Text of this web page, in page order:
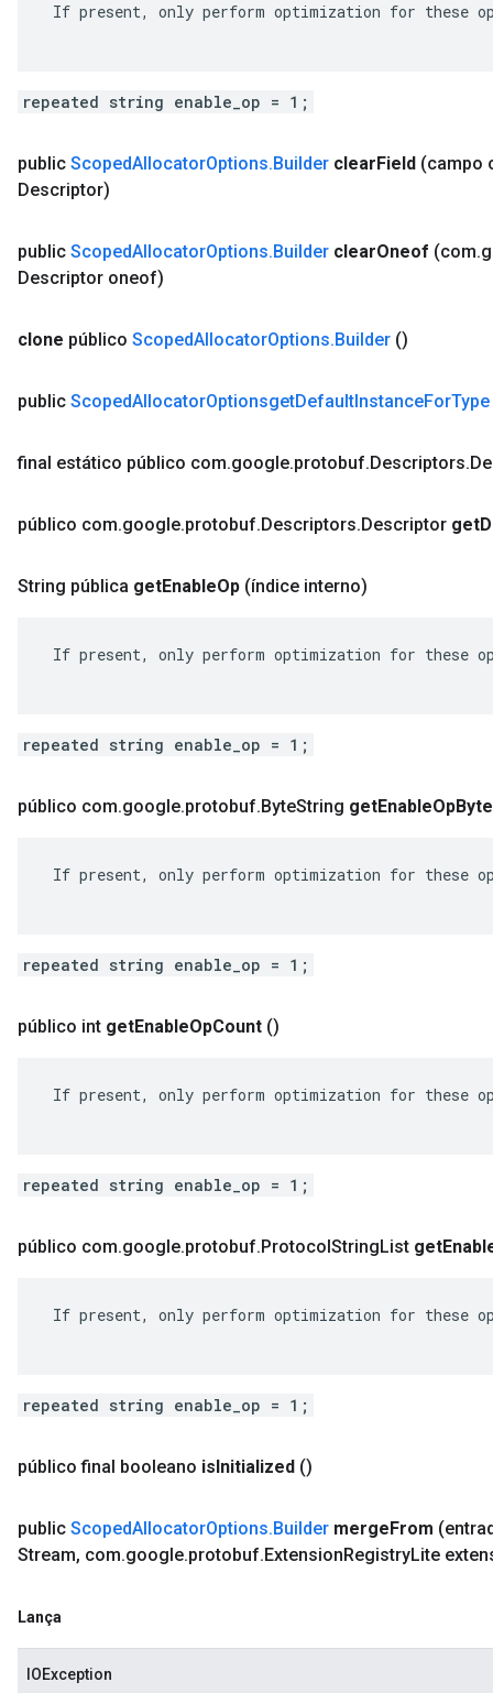
If present, only perform optimization for these
repeated string enable_op = 1;
public ScopedAllocatorOptions.Builder clearField (campo
Descriptor)
public ScopedAllocatorOptions.Builder clearOneof (com.
Descriptor oneof)
clone público ScopedAllocatorOptions.Builder ()
public ScopedAllocatorOptionsgetDefaultInstanceForType
final estático público com.google.protobuf.Descriptors.
público com.google.protobuf.Descriptors.Descriptor get
String pública getEnableOp (índice interno)
If present, only perform optimization for these
repeated string enable_op = 1;
público com.google.protobuf.ByteString getEnableOp
If present, only perform optimization for these
repeated string enable_op = 1;
público int getEnableOpCount ()
If present, only perform optimization for these
repeated string enable_op = 1;
público com.google.protobuf.ProtocolStringList get
If present, only perform optimization for these
repeated string enable_op = 1;
público final booleano isInitialized ()
public ScopedAllocatorOptions.Builder mergeFrom
Stream, com.google.protobuf.ExtensionRegistryLite
Lança
IOException